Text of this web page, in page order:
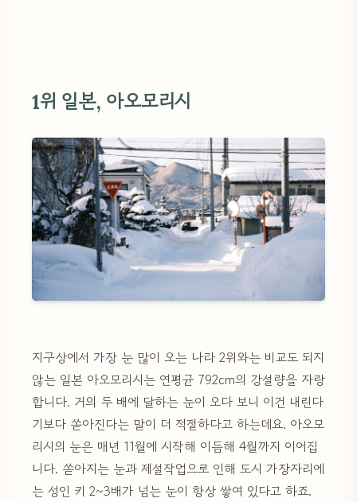
1위 일본, 아오모리시
지구상에서 가장 눈 많이 오는 나라 2위와는 비교도 되지
않는 일본 아오모리시는 연평균 792cm의 강설량을 자랑
합니다. 거의 두 배에 달하는 눈이 오다 보니 이건 내린다
기보다 쏟아진다는 말이 더 적절하다고 하는데요. 아오모
리시의 눈은 매년 11월에 시작해 이듬해 4월까지 이어집
니다. 쏟아지는 눈과 제설작업으로 인해 도시 가장자리에
는 성인 키 2~3배가 넘는 눈이 항상 쌓여 있다고 하죠.